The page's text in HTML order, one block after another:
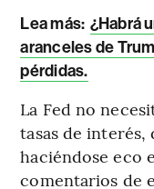
Lea más: ¿Habrá
aranceles de
pérdidas.
La Fed no
tasas de interés,
haciéndose eco
comentarios de